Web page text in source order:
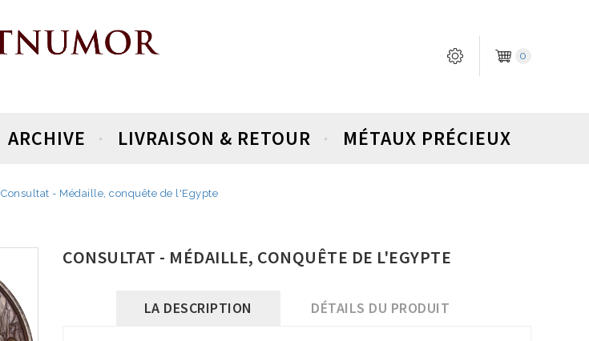
0
ARCHIVE LIVRAISON & RETOUR MÉTAUX PRÉCIEUX
Consultat - Médaille, conquête de l'Egypte
CONSULTAT - MÉDAILLE, CONQUÊTE DE L'EGYPTE
LA DESCRIPTION DÉTAILS DU PRODUIT